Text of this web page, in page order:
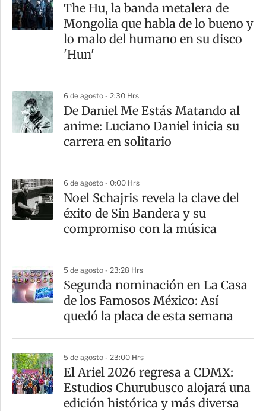
r
t
The Hu, la banda metalera de
Mongolia que habla de lo bueno y
lo malo del humano en su disco
'Hun'
6 de agosto - 2:30 Hrs
De Daniel Me Estás Matando al
anime: Luciano Daniel inicia su
carrera en solitario
6 de agosto - 0:00 Hrs
Noel Schajris revela la clave del
éxito de Sin Bandera y su
compromiso con la música
5 de agosto - 23:28 Hrs
Segunda nominación en La Casa
de los Famosos México: Así
quedó la placa de esta semana
5 de agosto - 23:00 Hrs
El Ariel 2026 regresa a CDMX:
Estudios Churubusco alojará una
edición histórica y más diversa